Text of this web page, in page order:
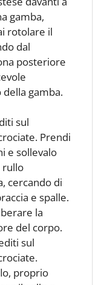
gamba,
rotolare il
dal
posteriore
gamba.
sul
Prendi
e sollevalo
rullo
cercando di
e spalle.
la
del corpo.
sul
proprio